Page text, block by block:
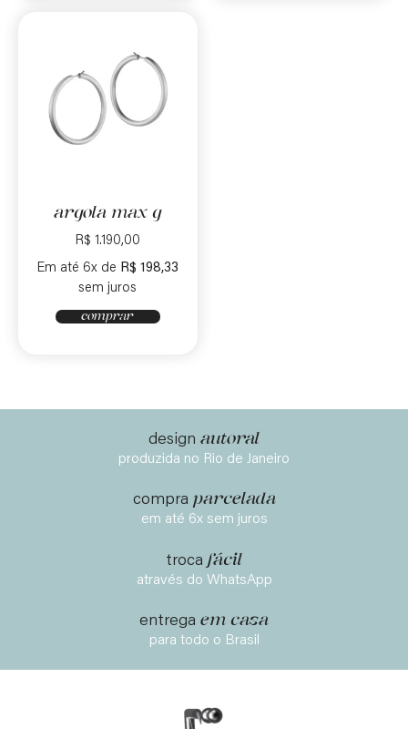
argola max g
R$ 1.190,00
Em até 6x de R$ 198,33
sem juros
comprar
design autoral
produzida no Rio de Janeiro
compra parcelada
em até 6x sem juros
troca fácil
através do WhatsApp
entrega em casa
para todo o Brasil